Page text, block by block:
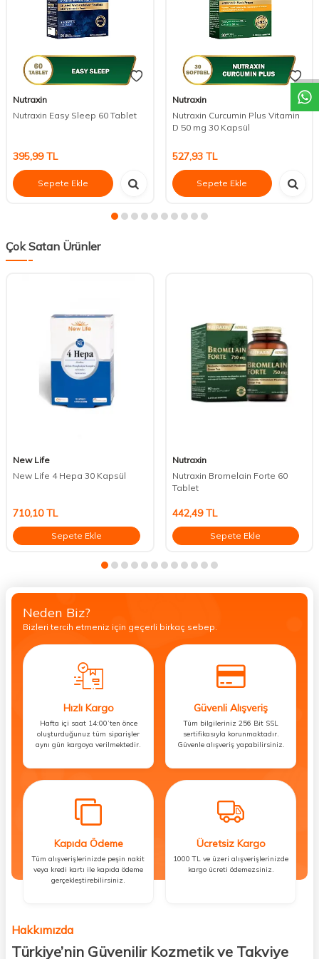
DESTEK
Nutraxin
Nutraxin Easy Sleep 60 Tablet
395,99TL
Sepete Ekle
Nutraxin
Nutraxin Curcumin Plus Vitamin
D 50 mg 30 Kapsül
527,93TL
Sepete Ekle
Çok Satan Ürünler
New Life
New Life 4 Hepa 30 Kapsül
710,10TL
Sepete Ekle
Nutraxin
Nutraxin Bromelain Forte 60
Tablet
442,49TL
Sepete Ekle
Neden Biz?
Bizleri tercih etmeniz için geçerli birkaç sebep.
Hızlı Kargo
Hafta içi saat 14:00’ten önce
oluşturduğunuz tüm siparişler
aynı gün kargoya verilmektedir.
Güvenli Alışveriş
Tüm bilgileriniz 256 Bit SSL
sertifikasıyla korunmaktadır.
Güvenle alışveriş yapabilirsiniz.
Kapıda Ödeme
Tüm alışverişlerinizde peşin nakit
veya kredi kartı ile kapıda ödeme
gerçekleştirebilirsiniz.
Ücretsiz Kargo
1000 TL ve üzeri alışverişlerinizde
kargo ücreti ödemezsiniz.
Hakkımızda
Türkiye’nin Güvenilir Kozmetik ve Takviye